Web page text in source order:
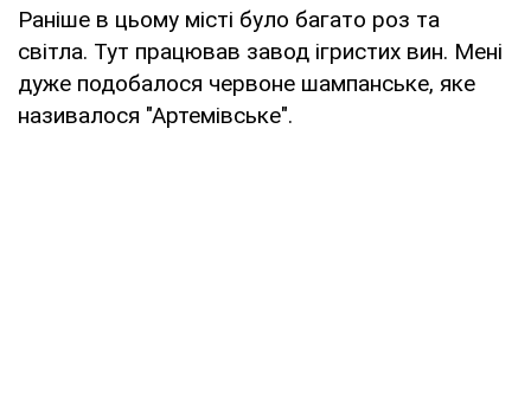
Раніше в цьому місті було багато роз та
світла. Тут працював завод ігристих вин. Мені
дуже подобалося червоне шампанське, яке
називалося "Артемівське".